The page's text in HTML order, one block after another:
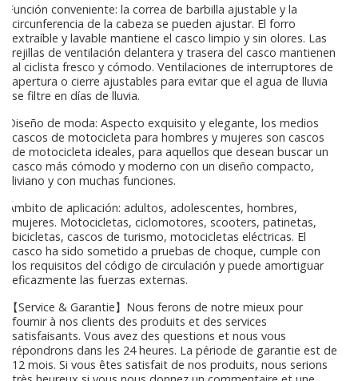
Función conveniente: la correa de barbilla ajustable y la
circunferencia de la cabeza se pueden ajustar. El forro
extraíble y lavable mantiene el casco limpio y sin olores. Las
rejillas de ventilación delantera y trasera del casco mantienen
al ciclista fresco y cómodo. Ventilaciones de interruptores de
apertura o cierre ajustables para evitar que el agua de lluvia
se filtre en días de lluvia.
Diseño de moda: Aspecto exquisito y elegante, los medios
cascos de motocicleta para hombres y mujeres son cascos
de motocicleta ideales, para aquellos que desean buscar un
casco más cómodo y moderno con un diseño compacto,
liviano y con muchas funciones.
Ámbito de aplicación: adultos, adolescentes, hombres,
mujeres. Motocicletas, ciclomotores, scooters, patinetas,
bicicletas, cascos de turismo, motocicletas eléctricas. El
casco ha sido sometido a pruebas de choque, cumple con
los requisitos del código de circulación y puede amortiguar
eficazmente las fuerzas externas.
【Service & Garantie】Nous ferons de notre mieux pour
fournir à nos clients des produits et des services
satisfaisants. Vous avez des questions et nous vous
répondrons dans les 24 heures. La période de garantie est de
12 mois. Si vous êtes satisfait de nos produits, nous serions